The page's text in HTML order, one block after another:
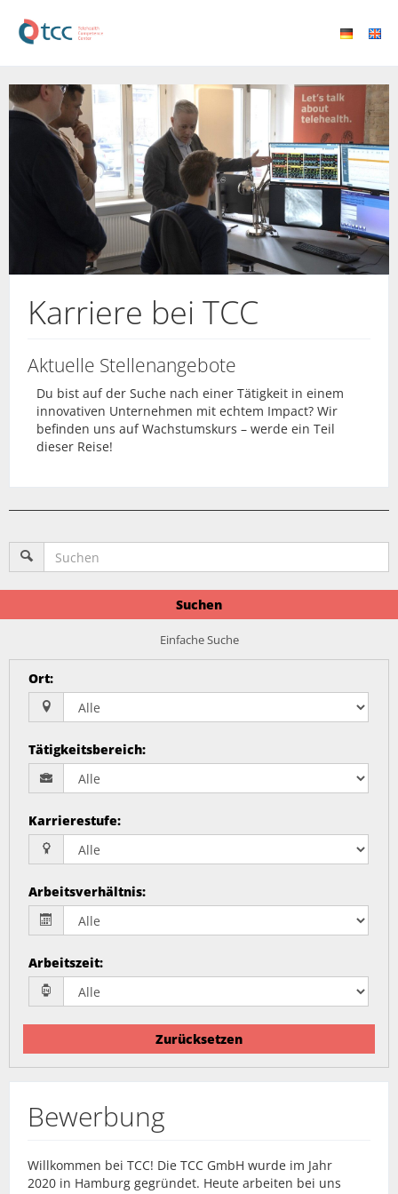
Karriere bei TCC
Aktuelle Stellenangebote
Du bist auf der Suche nach einer Tätigkeit in einem
innovativen Unternehmen mit echtem Impact? Wir
befinden uns auf Wachstumskurs – werde ein Teil
dieser Reise!
Suchen
Einfache Suche
Ort:
Tätigkeitsbereich:
Karrierestufe:
Arbeitsverhältnis:
Arbeitszeit:
Zurücksetzen
Bewerbung
Willkommen bei TCC! Die TCC GmbH wurde im Jahr
2020 in Hamburg gegründet. Heute arbeiten bei uns